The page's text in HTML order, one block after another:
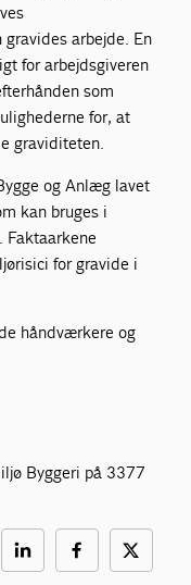
arbejde. En
for arbejdsgiveren
som
for, at
graviditeten.
og Anlæg lavet
kan bruges i
Faktaarkene
for gravide i
håndværkere og
Byggeri på 3377